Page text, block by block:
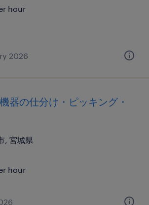
hour
2026
器の仕分け・ピッキング・
, 宮城県
hour